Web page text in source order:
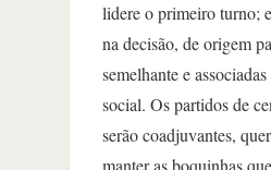
lidere o primeiro turno;
na decisão, de origem
semelhante e
social. Os partidos de
serão coadjuvantes,
manter as boquinhas